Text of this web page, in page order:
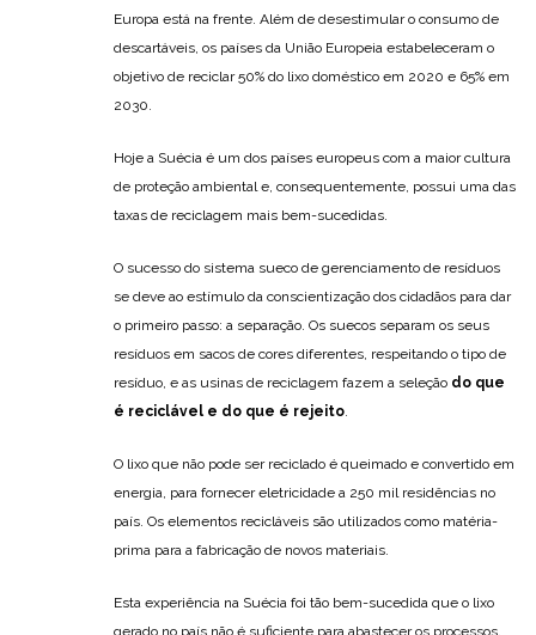
Europa está na frente. Além de desestimular o consumo de
descartáveis, os países da União Europeia estabeleceram o
objetivo de reciclar 50% do lixo doméstico em 2020 e 65% em
2030.
Hoje a Suécia é um dos países europeus com a maior cultura
de proteção ambiental e, consequentemente, possui uma das
taxas de reciclagem mais bem-sucedidas.
O sucesso do sistema sueco de gerenciamento de resíduos
se deve ao estímulo da conscientização dos cidadãos para dar
o primeiro passo: a separação. Os suecos separam os seus
resíduos em sacos de cores diferentes, respeitando o tipo de
resíduo, e as usinas de reciclagem fazem a seleção do que
é reciclável e do que é rejeito
O lixo que não pode ser reciclado é queimado e convertido em
energia, para fornecer eletricidade a 250 mil residências no
país. Os elementos recicláveis ​​são utilizados como matéria-
prima para a fabricação de novos materiais.
Esta experiência na Suécia foi tão bem-sucedida que o lixo
gerado no país não é suficiente para abastecer os processos.